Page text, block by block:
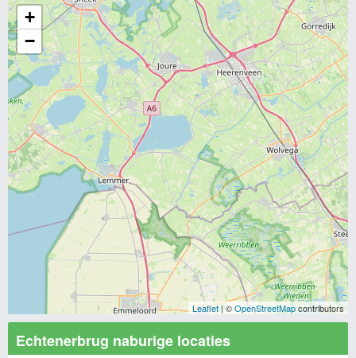
+
−
Leaflet | ©OpenStreetMapcontributors
Echtenerbrug naburige locaties